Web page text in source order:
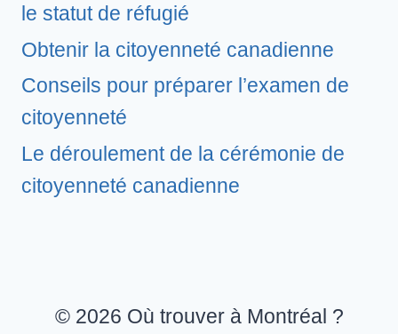
le statut de réfugié
Obtenir la citoyenneté canadienne
Conseils pour préparer l’examen de
citoyenneté
Le déroulement de la cérémonie de
citoyenneté canadienne
© 2026 Où trouver à Montréal ?